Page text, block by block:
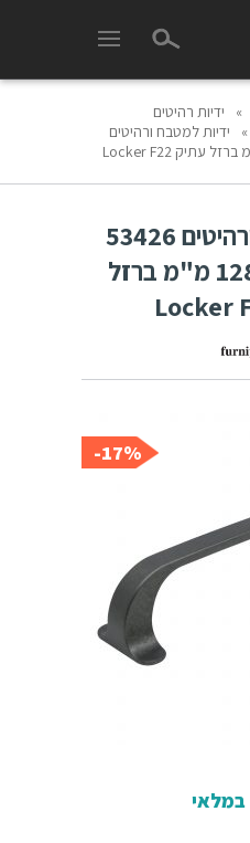
»
ידיות רהיטים
»
ידיות למטבח ורהיטים
ידיות למטבח ורהיטים 53426
מרחק ברגים 128 מ"מ ברזל
17%-
במלאי